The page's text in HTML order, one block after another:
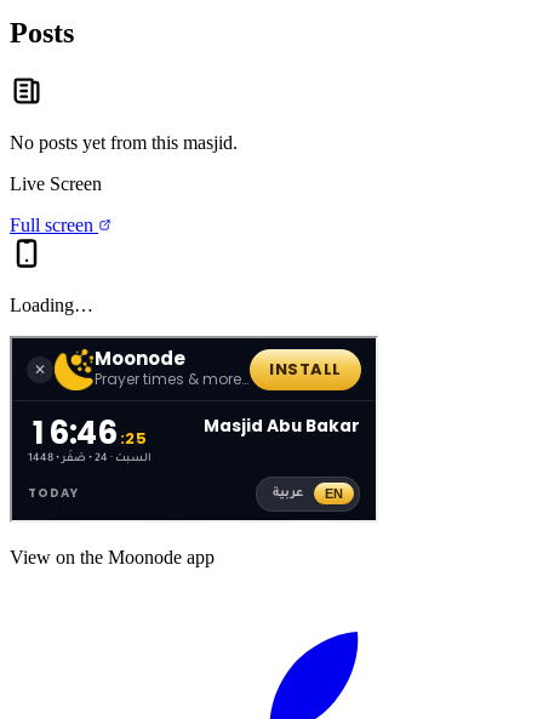
Posts
No posts yet from this masjid.
Live Screen
Full screen
Loading…
View on the Moonode app